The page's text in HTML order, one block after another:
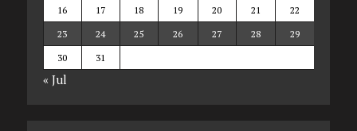
16
17 18 19 20 21
22
23
24 25 26 27 28
29
30
31
« Jul